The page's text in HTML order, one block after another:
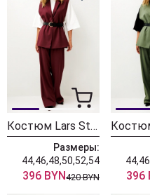
Костюм Lars Style 1247 оттенки бордо
Размеры:
44,46,48,50,52,54
396 BYN420 BYN 396